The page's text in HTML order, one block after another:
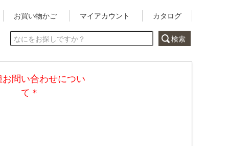
お買い物かご マイアカウント カタログ
お問い合わせについ
て＊